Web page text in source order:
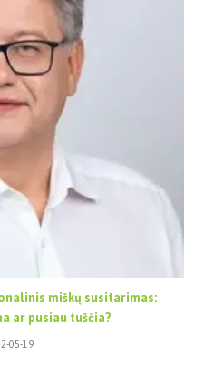
miškų susitarimas:
ar pusiau tuščia?
05-19